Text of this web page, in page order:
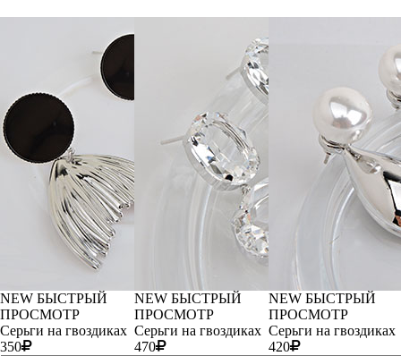
NEW БЫСТРЫЙ
ПРОСМОТР
Серьги на гвоздиках
350
NEW БЫСТРЫЙ
ПРОСМОТР
Серьги на гвоздиках
470
NEW БЫСТРЫЙ
ПРОСМОТР
Серьги на гвоздиках
420